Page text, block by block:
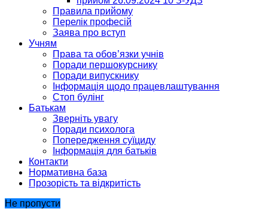
Правила прийому
Перелік професій
Заява про вступ
Учням
Права та обов’язки учнів
Поради першокурснику
Поради випускнику
Інформація щодо працевлаштування
Стоп булінг
Батькам
Зверніть увагу
Поради психолога
Попередження суїциду
Інформація для батьків
Контакти
Нормативна база
Прозорість та відкритість
Не пропусти